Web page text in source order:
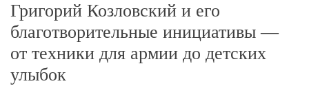
Григорий Козловский и его
благотворительные инициативы —
от техники для армии до детских
улыбок